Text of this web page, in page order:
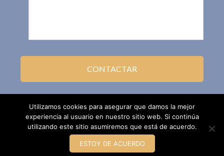
Leyfacil.com · Todos los derechos reservados ©2002 - 2016
Utilizamos cookies para asegurar que damos la mejor
experiencia al usuario en nuestro sitio web. Si continúa
utilizando este sitio asumiremos que está de acuerdo.
ESTOY DE ACUERDO